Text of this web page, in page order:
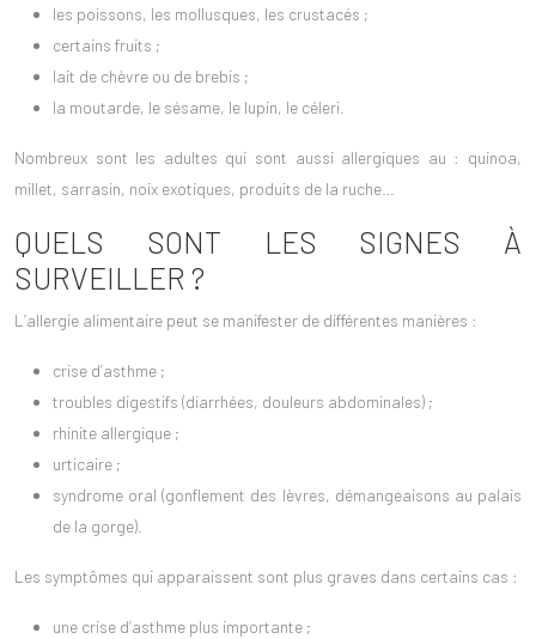
les poissons, les mollusques, les crustacés ;
certains fruits ;
lait de chèvre ou de brebis ;
la moutarde, le sésame, le lupin, le céleri.
Nombreux sont les adultes qui sont aussi allergiques au : quinoa,
millet, sarrasin, noix exotiques, produits de la ruche…
QUELS SONT LES SIGNES À
SURVEILLER ?
L’allergie alimentaire peut se manifester de différentes manières :
crise d’asthme ;
troubles digestifs (diarrhées, douleurs abdominales) ;
rhinite allergique ;
urticaire ;
syndrome oral (gonflement des lèvres, démangeaisons au palais
de la gorge).
Les symptômes qui apparaissent sont plus graves dans certains cas :
une crise d’asthme plus importante ;